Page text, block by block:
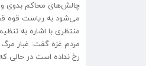
چالش‌های محاکم بدوی و
می‌شود به ریاست قوه
منتظری با اشاره به
مردم غزه گفت: غبار
رخ نداده است در حالی